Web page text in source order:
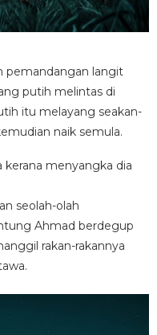
pemandangan langit
putih melintas di
itu melayang seakan-
naik semula.
menyangka dia
seolah-olah
Ahmad berdegup
rakan-rakannya